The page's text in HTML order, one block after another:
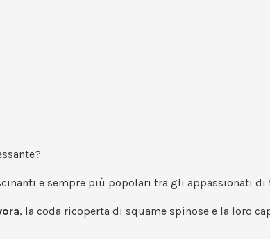
e sempre più popolari tra gli appassionati
, la coda ricoperta di squame spinose e la loro